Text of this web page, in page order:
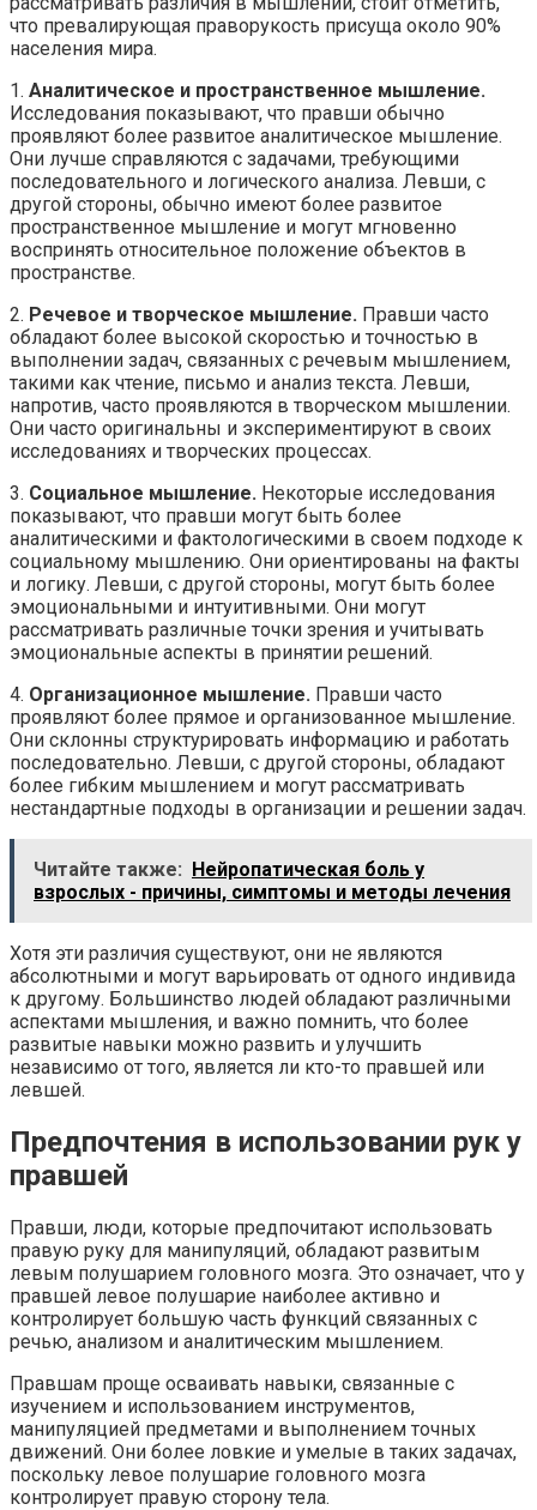
что превалирующая праворукость присуща около 90%
населения мира.
1. Аналитическое и пространственное мышление.
Исследования показывают, что правши обычно
проявляют более развитое аналитическое мышление.
Они лучше справляются с задачами, требующими
последовательного и логического анализа. Левши, с
другой стороны, обычно имеют более развитое
пространственное мышление и могут мгновенно
воспринять относительное положение объектов в
пространстве.
2. Речевое и творческое мышление. Правши часто
обладают более высокой скоростью и точностью в
выполнении задач, связанных с речевым мышлением,
такими как чтение, письмо и анализ текста. Левши,
напротив, часто проявляются в творческом мышлении.
Они часто оригинальны и экспериментируют в своих
исследованиях и творческих процессах.
3. Социальное мышление. Некоторые исследования
показывают, что правши могут быть более
аналитическими и фактологическими в своем подходе к
социальному мышлению. Они ориентированы на факты
и логику. Левши, с другой стороны, могут быть более
эмоциональными и интуитивными. Они могут
рассматривать различные точки зрения и учитывать
эмоциональные аспекты в принятии решений.
4. Организационное мышление. Правши часто
проявляют более прямое и организованное мышление.
Они склонны структурировать информацию и работать
последовательно. Левши, с другой стороны, обладают
более гибким мышлением и могут рассматривать
нестандартные подходы в организации и решении задач.
Читайте также: Нейропатическая боль у
взрослых - причины, симптомы и методы лечения
Хотя эти различия существуют, они не являются
абсолютными и могут варьировать от одного индивида
к другому. Большинство людей обладают различными
аспектами мышления, и важно помнить, что более
развитые навыки можно развить и улучшить
независимо от того, является ли кто-то правшей или
левшей.
Предпочтения в использовании рук у
правшей
Правши, люди, которые предпочитают использовать
правую руку для манипуляций, обладают развитым
левым полушарием головного мозга. Это означает, что у
правшей левое полушарие наиболее активно и
контролирует большую часть функций связанных с
речью, анализом и аналитическим мышлением.
Правшам проще осваивать навыки, связанные с
изучением и использованием инструментов,
манипуляцией предметами и выполнением точных
движений. Они более ловкие и умелые в таких задачах,
поскольку левое полушарие головного мозга
контролирует правую сторону тела.